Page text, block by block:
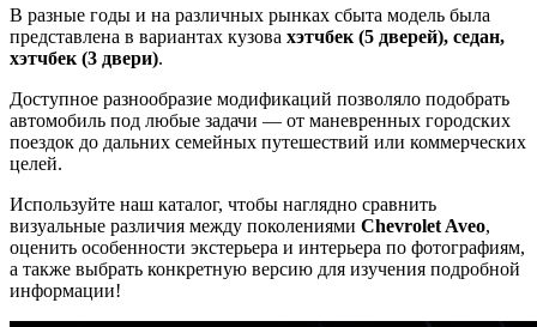
В разные годы и на различных рынках сбыта модель была
представлена в вариантах кузова хэтчбек (5 дверей), седан,
хэтчбек (3 двери).
Доступное разнообразие модификаций позволяло подобрать
автомобиль под любые задачи — от маневренных городских
поездок до дальних семейных путешествий или коммерческих
целей.
Используйте наш каталог, чтобы наглядно сравнить
визуальные различия между поколениями Chevrolet Aveo,
оценить особенности экстерьера и интерьера по фотографиям,
а также выбрать конкретную версию для изучения подробной
информации!